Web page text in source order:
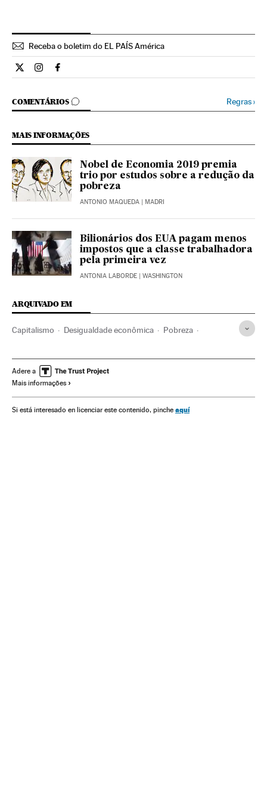
Receba o boletim do EL PAÍS América
Internacional El País Brasil en Twitter
Internacional El País Brasil en Instagram
Internacional El País Brasil en Facebook
COMENTÁRIOS
COMENTÁRIOS Regras›
MAIS INFORMAÇÕES
Nobel de Economia 2019 premia
trio por estudos sobre a redução da
pobreza
ANTONIO MAQUEDA | MADRI
Bilionários dos EUA pagam menos
impostos que a classe trabalhadora
pela primeira vez
ANTONIA LABORDE | WASHINGTON
ARQUIVADO EM
Capitalismo Desigualdade econômica Pobreza
Problemas sociais Sociedade
Adere a
Mais informações
Si está interesado en licenciar este contenido, pinche aquí